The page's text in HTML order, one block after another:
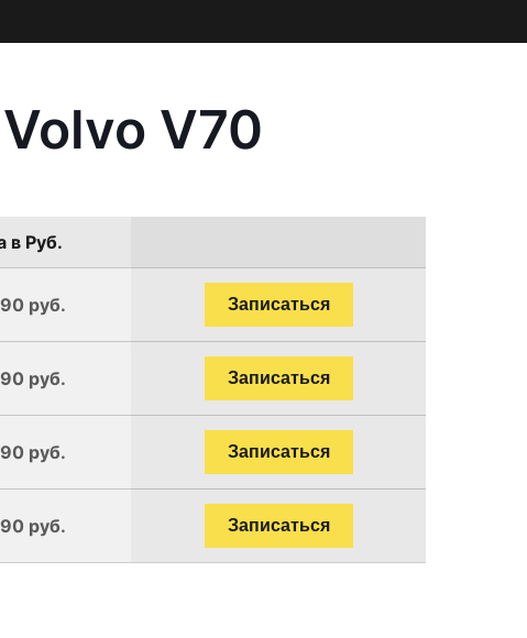
V70
в Руб.
руб. Записаться
руб. Записаться
руб. Записаться
руб. Записаться